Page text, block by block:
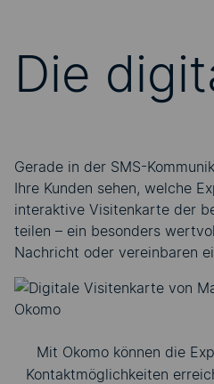
Die
Gerade in der SMS-
Ihre Kunden sehen, welche
interaktive Visitenkarte der
teilen – ein besonders
Nachricht oder vereinbaren
Mit Okomo können die
Kontaktmöglichkeiten